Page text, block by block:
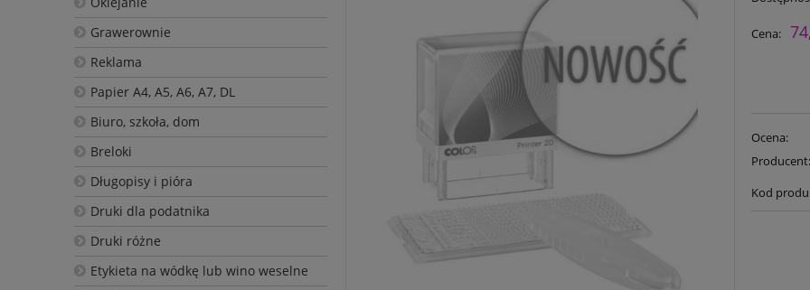
Grawerownie
Reklama
Papier A4, A5, A6, A7, DL
Biuro, szkoła, dom
Breloki
Długopisy i pióra
Druki dla podatnika
Druki różne
Etykieta na wódkę lub wino weselne
Cena:
Ocena:
Kod